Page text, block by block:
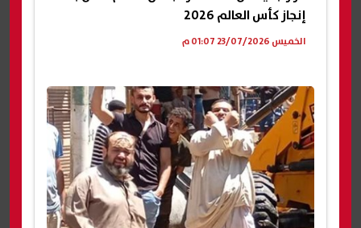
إنجاز كأس العالم 2026
الخميس 23/07/2026 01:07 م